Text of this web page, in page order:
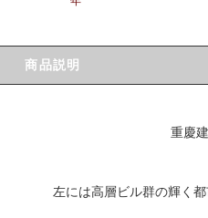
商品説明
重慶
左には高層ビル群の輝く